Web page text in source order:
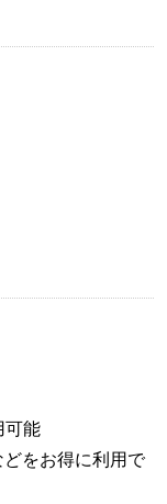
可能
どをお得に利用で